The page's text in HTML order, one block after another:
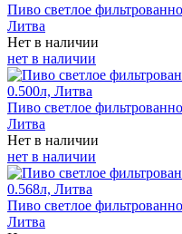
Пиво светлое
Литва
Нет в наличии
нет в наличии
Пиво светлое
Литва
Нет в наличии
нет в наличии
Пиво светлое
Литва